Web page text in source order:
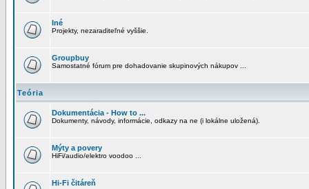
Iné
Projekty, nezaraditeľné vyššie.
Groupbuy
Samostatné fórum pre dohadovanie skupinových nákupov ...
Teória
Dokumentácia - How to ...
Dokumenty, návody, informácie, odkazy na ne (i lokálne uložená).
Mýty a povery
HiFi/audio/elektro voodoo ...
Hi-Fi čitáreň